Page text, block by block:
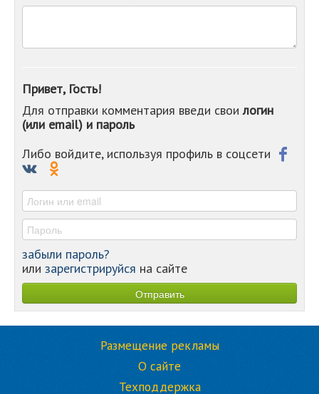
-
-
-
-
Привет, Гость!
Для отправки комментария введи своилогин
(или email) и пароль
Либо войдите, используя профиль в соцсети
забыли пароль?
или зарегистрируйся на сайте
Размещение рекламы
О сайте
Техподдержка